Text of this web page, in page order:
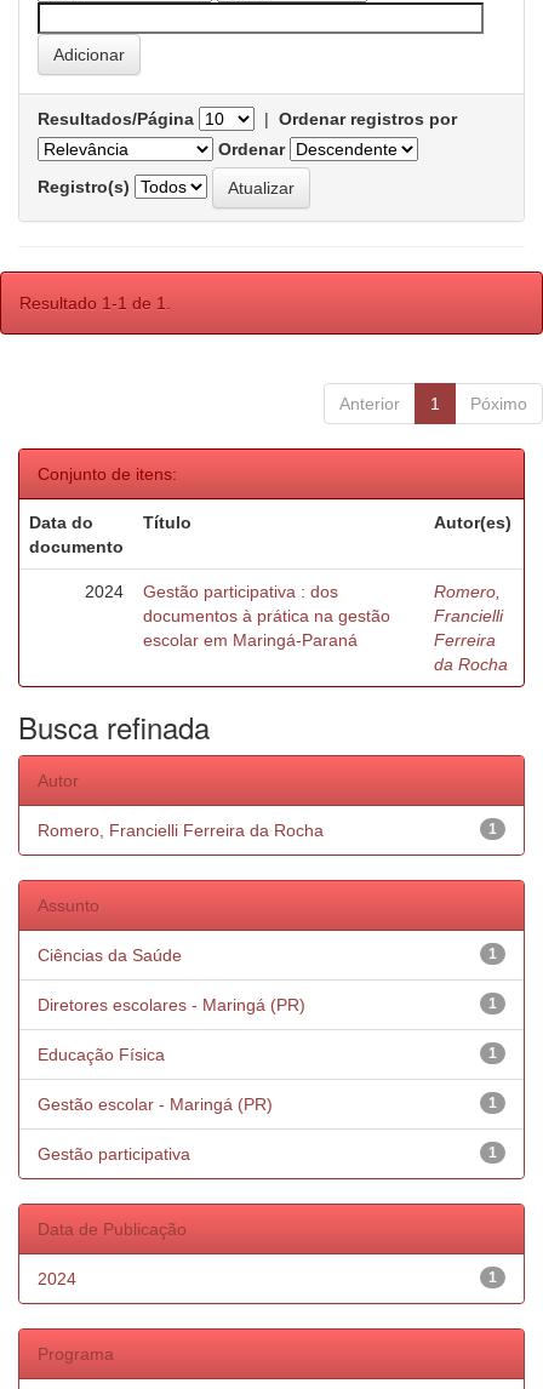
Resultados/Página | Ordenar registros por
Ordenar
Registro(s)
Resultado 1-1 de 1.
Anterior 1 Póximo
Conjunto de itens:
Data do
documento
Título Autor(es)
2024
Gestão participativa : dos
documentos à prática na gestão
escolar em Maringá-Paraná
Romero,
Francielli
Ferreira
da Rocha
Busca refinada
Autor
1
Romero, Francielli Ferreira da Rocha
Assunto
1
Ciências da Saúde
1
Diretores escolares - Maringá (PR)
1
Educação Física
1
Gestão escolar - Maringá (PR)
1
Gestão participativa
Data de Publicação
1
2024
Programa